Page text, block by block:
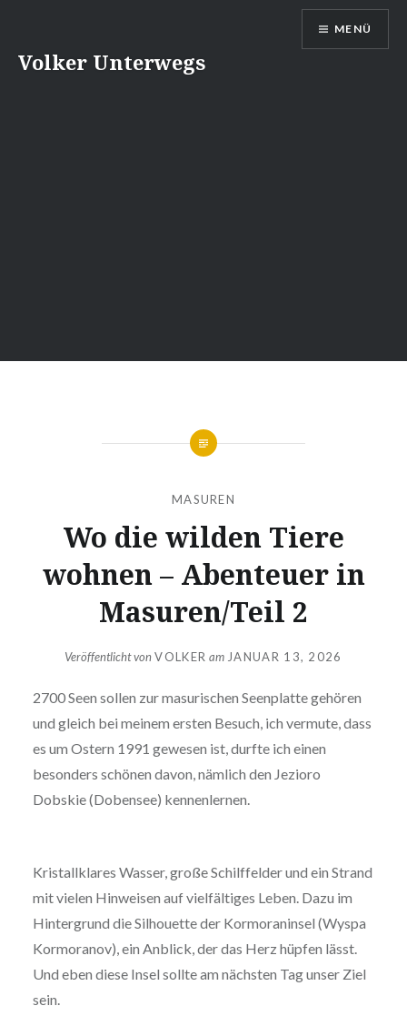
InhaltVolker Unterwegs
MENÜ
MASUREN
Wo die wilden Tiere
wohnen – Abenteuer in
Masuren/Teil 2
Veröffentlicht vonVOLKER am JANUAR 13, 2026
2700 Seen sollen zur masurischen Seenplatte gehören
und gleich bei meinem ersten Besuch, ich vermute, dass
es um Ostern 1991 gewesen ist, durfte ich einen
besonders schönen davon, nämlich den Jezioro
Dobskie (Dobensee) kennenlernen.
Kristallklares Wasser, große Schilffelder und ein Strand
mit vielen Hinweisen auf vielfältiges Leben. Dazu im
Hintergrund die Silhouette der Kormoraninsel (Wyspa
Kormoranov), ein Anblick, der das Herz hüpfen lässt.
Und eben diese Insel sollte am nächsten Tag unser Ziel
sein.